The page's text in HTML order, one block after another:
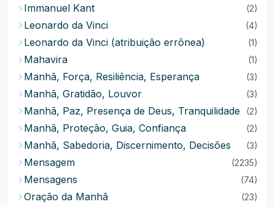
Immanuel Kant (2)
Leonardo da Vinci (4)
Leonardo da Vinci (atribuição errônea) (1)
Mahavira (1)
Manhã, Força, Resiliência, Esperança (3)
Manhã, Gratidão, Louvor (3)
Manhã, Paz, Presença de Deus, Tranquilidade (2)
Manhã, Proteção, Guia, Confiança (2)
Manhã, Sabedoria, Discernimento, Decisões (3)
Mensagem (2235)
Mensagens (74)
Oração da Manhã (23)